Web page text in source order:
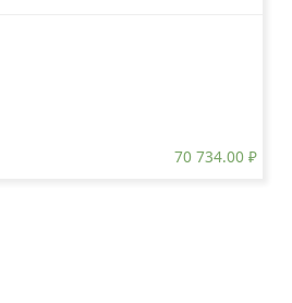
70 734.00 ₽